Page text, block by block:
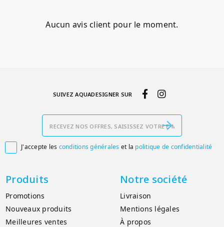
Aucun avis client pour le moment.
J'accepte les conditions générales et la politique de confidentialité
SUIVEZ AQUADESIGNER SUR
Produits
Promotions
Nouveaux produits
Meilleures ventes
Notre société
Livraison
Mentions légales
À propos